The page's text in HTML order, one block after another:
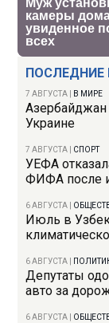
ПОСЛЕДНИЕ
7 АВГУСТА В МИРЕ
Азербайджан
Украине
7 АВГУСТА СПОРТ
УЕФА
ФИФА после
6 АВГУСТА
Июль в
6 АВГУСТА
Депутаты
авто за
6 АВГУСТА